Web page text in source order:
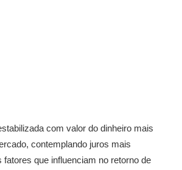
com valor do dinheiro mais
contemplando juros mais
fatores que influenciam no retorno de